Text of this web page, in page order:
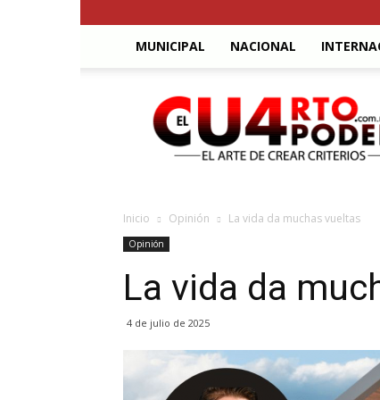
MUNICIPAL NACIONAL
El
Cuarto
Poder
Inicio Opinión La vida da muchas vueltas
Opinión
La vida da
4 de julio de 2025